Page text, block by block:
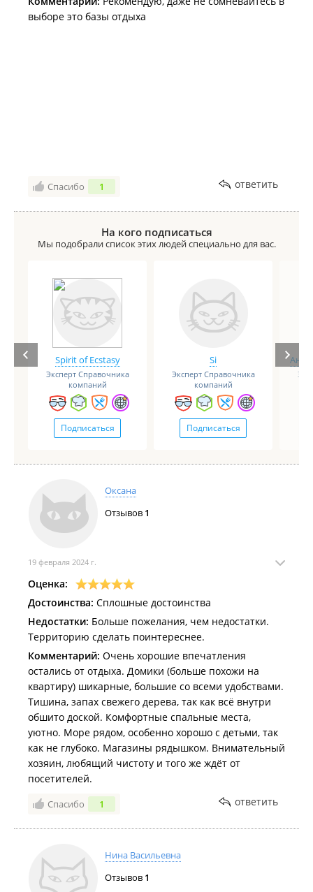
выборе это базы отдыха
Спасибо 1 ответить
На кого подписаться
Мы подобрали список этих людей специально для вас.
Spirit of Ecstasy
Эксперт Справочника
компаний
Подписаться
Si
Эксперт Справочника
компаний
Подписаться
Оксана
Отзывов 1
19 февраля 2024 г.
Оценка:
Достоинства: Сплошные достоинства
Недостатки: Больше пожелания, чем недостатки.
Территорию сделать поинтереснее.
Комментарий: Очень хорошие впечатления
остались от отдыха. Домики (больше похожи на
квартиру) шикарные, большие со всеми удобствами.
Тишина, запах свежего дерева, так как всё внутри
обшито доской. Комфортные спальные места,
уютно. Море рядом, особенно хорошо с детьми, так
как не глубоко. Магазины рядышком. Внимательный
хозяин, любящий чистоту и того же ждёт от
посетителей.
Спасибо 1 ответить
Нина Васильевна
Отзывов 1